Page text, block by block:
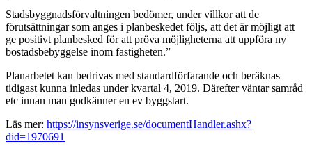
Stadsbyggnadsförvaltningen bedömer, under villkor att de
förutsättningar som anges i planbeskedet följs, att det är möjligt att
ge positivt planbesked för att pröva möjligheterna att uppföra ny
bostadsbebyggelse inom fastigheten.”
Planarbetet kan bedrivas med standardförfarande och beräknas
tidigast kunna inledas under kvartal 4, 2019. Därefter väntar samråd
etc innan man godkänner en ev byggstart.
Läs mer: https://insynsverige.se/documentHandler.ashx?
did=1970691